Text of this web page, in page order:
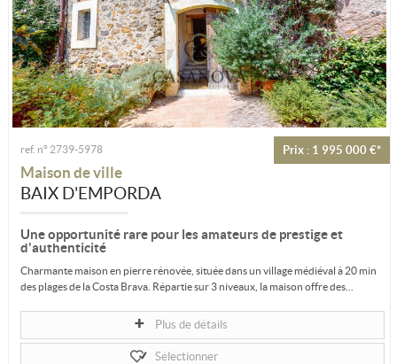
Prix : 1 995 000 €*
ref. n° 2739-5978
Maison de ville
BAIX D'EMPORDA
Une opportunité rare pour les amateurs de prestige et
d'authenticité
Charmante maison en pierre rénovée, située dans un village médiéval à 20 min
des plages de la Costa Brava. Répartie sur 3 niveaux, la maison offre des...
Plus de détails
Sélectionner